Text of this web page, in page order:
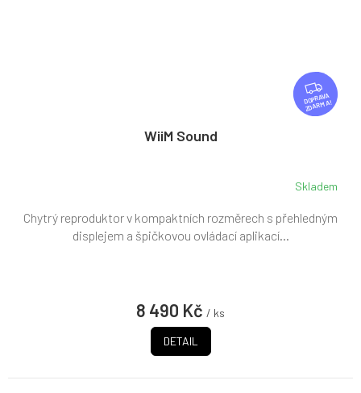
Z
D
A
ZDARMA
WiiM Sound
Skladem
8 490 Kč / ks
DETAIL
Chytrý reproduktor v kompaktních rozměrech s přehledným
displejem a špičkovou ovládací aplikací...